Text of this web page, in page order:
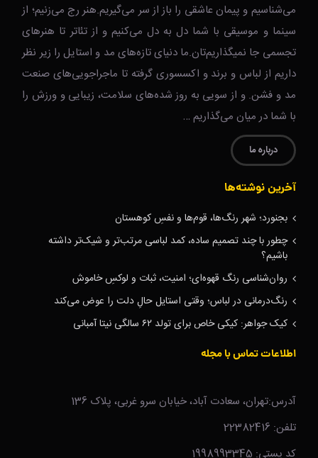
می‌شناسیم و پیمان عاشقی را باز از سر می‌گیریم.هنر رج می‌زنیم؛ از
سینما و موسیقی با شما دل به دل می‌کنیم و از تئاتر تا هنرهای
تجسمی جا نمیگذاریم‌تان.ما دنیای تازه‌های مد و استایل را زیر نظر
داریم از لباس و برند و اکسسوری گرفته تا ماجراجویی‌های صنعت
مد و فشن. و از سویی به روز شده‌های سلامت، زیبایی و ورزش را
با شما در میان می‌گذاریم …
درباره ما
آخرین نوشته‌ها
بجنورد؛ شهر رنگ‌ها، قوم‌ها و نفسِ کوهستان
چطور با چند تصمیم ساده، کمد لباسی مرتب‌تر و شیک‌تر داشته
باشیم؟
روان‌شناسی رنگ قهوه‌ای؛ امنیت، ثبات و لوکسِ خاموش
رنگ‌درمانی در لباس؛ وقتی استایل حالِ دلت را عوض می‌کند
کیک جواهر: کیکی خاص برای تولد ۶۲ سالگی نیتا آمبانی
اطلاعات تماس با مجله
آدرس:تهران، سعادت آباد، خیابان سرو غربی، پلاک 136
تلفن: 22382416
کد پستی: 1998993345